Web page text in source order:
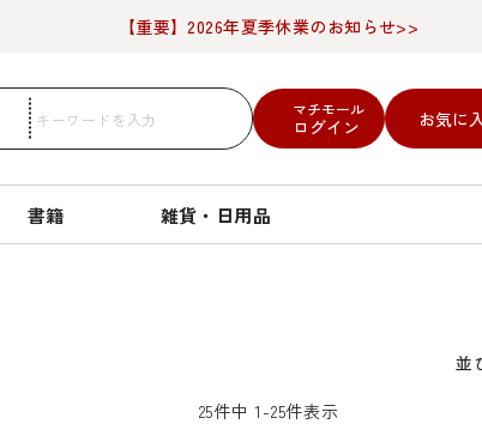
【重要】2026年夏季休業のお知らせ>>
マチモール
ログイン お気に
書籍 雑貨・日用品
並
25件中 1 -25件表示